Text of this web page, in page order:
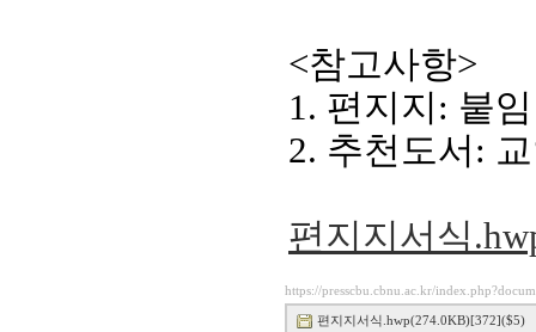
<참고사항>
1. 편지지: 붙
2. 추천도서:
편지지서식
https://presscbu.cbnu.ac.kr/
편지지서식.hwp(274.0KB)[372]($5)